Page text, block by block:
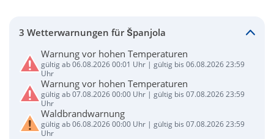
3 Wetterwarnungen für Španjola
Warnung vor hohen Temperaturen
gültig ab 06.08.2026 00:01 Uhr | gültig bis 06.08.2026 23:59
Uhr
Warnung vor hohen Temperaturen
gültig ab 07.08.2026 00:00 Uhr | gültig bis 07.08.2026 23:59
Uhr
Waldbrandwarnung
gültig ab 06.08.2026 00:00 Uhr | gültig bis 07.08.2026 23:59
Uhr